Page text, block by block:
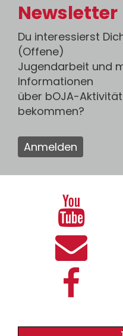
Newsletter
Du interessierst
(Offene)
Jugendarbeit und
Informationen
über bOJA-
bekommen?
Anmelden